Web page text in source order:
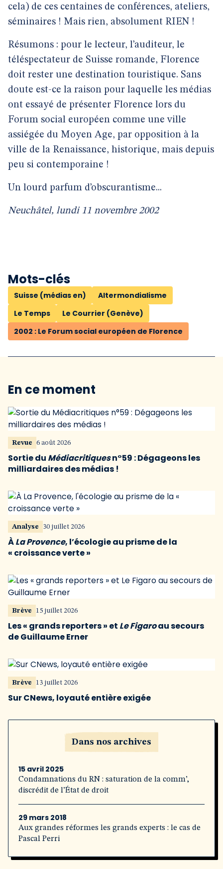
cela) de ces centaines de conférences, ateliers,
séminaires ! Mais rien, absolument RIEN !
Résumons : pour le lecteur, l’auditeur, le
téléspectateur de Suisse romande, Florence
doit rester une destination touristique. Sans
doute est-ce la raison pour laquelle les médias
ont essayé de présenter Florence lors du
Forum social européen comme une ville
assiégée du Moyen Age, par opposition à la
ville de la Renaissance, historique, mais depuis
peu si contemporaine !
Un lourd parfum d’obscurantisme...
Neuchâtel, lundi 11 novembre 2002
Mots-clés
Suisse (médias en)
Altermondialisme
Le Temps
Le Courrier (Genève)
2002 : Le Forum social européen de Florence
En ce moment
Revue 6 août 2026
Sortie du Médiacritiquesn°59 : Dégageons les
milliardaires des médias !
Analyse 30 juillet 2026
ÀLa Provence, l’écologie au prisme de la
« croissance verte »
Brève 15 juillet 2026
Les « grands reporters » et Le Figaroau secours
de Guillaume Erner
Brève 13 juillet 2026
Sur CNews, loyauté entière exigée
Dans nos archives
15 avril 2025
Condamnations du RN : saturation de la comm’,
discrédit de l’État de droit
29 mars 2018
Aux grandes réformes les grands experts : le cas de
Pascal Perri